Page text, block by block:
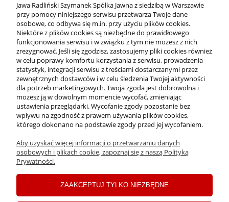
OFERTA
O NAS
INFORMACJE
PŁATNOŚCI I DOSTAWA
Jawa Radliński Szymanek Spółka Jawna z siedzibą w Warszawie
przy pomocy niniejszego serwisu przetwarza Twoje dane
osobowe, co odbywa się m.in. przy użyciu plików cookies.
Niektóre z plików cookies są niezbędne do prawidłowego
funkcjonowania serwisu i w związku z tym nie możesz z nich
zrezygnować. Jeśli się zgodzisz, zastosujemy pliki cookies również
w celu poprawy komfortu korzystania z serwisu, prowadzenia
statystyk, integracji serwisu z treściami dostarczanymi przez
zewnętrznych dostawców i w celu śledzenia Twojej aktywności
dla potrzeb marketingowych. Twoja zgoda jest dobrowolna i
możesz ją w dowolnym momencie wycofać, zmieniając
ustawienia przeglądarki. Wycofanie zgody pozostanie bez
wpływu na zgodność z prawem używania plików cookies,
którego dokonano na podstawie zgody przed jej wycofaniem.
Aby uzyskać więcej informacji o przetwarzaniu danych
osobowych i plikach cookie, zapoznaj się z naszą Polityką
Prywatności.
ZAAKCEPTUJ TYLKO NIEZBĘDNE